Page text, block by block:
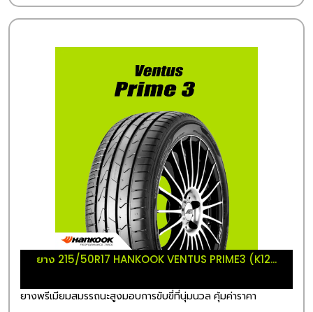
ยาง 215/50R17 HANKOOK VENTUS PRIME3 (K12...
ยางพรีเมียมสมรรถนะสูงมอบการขับขี่ที่นุ่มนวล คุ้มค่าราคา